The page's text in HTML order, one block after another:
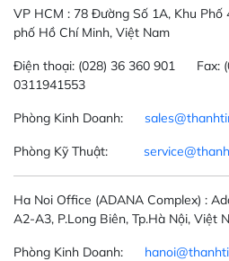
VP HCM : 78 Đường Số 1A, Khu Phố
phố Hồ Chí Minh, Việt Nam
Điện thoại: (028) 36 360 901 Fax:
0311941553
Phòng Kinh Doanh:
Phòng Kỹ Thuật:
Ha Noi Office (ADANA Complex) :
A2-A3, P.Long Biên, Tp.Hà Nội, Việt
Phòng Kinh Doanh: